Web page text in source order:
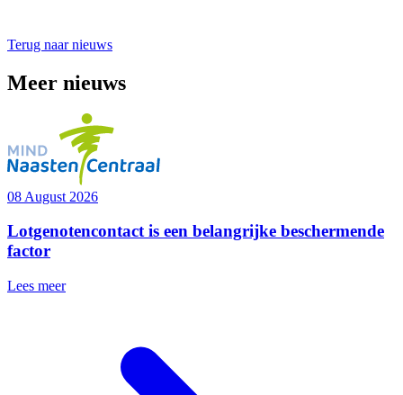
Terug naar nieuws
Meer nieuws
08 August 2026
Lotgenotencontact is een belangrijke beschermende
factor
Lees meer